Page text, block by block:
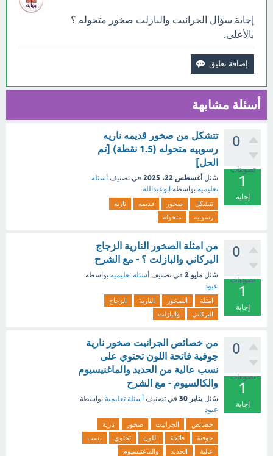
إجابة سؤال الجرانيت والبازلت صخور متحوله ؟
بالأعلى.
أسئلة مشابهة
0
تصويتات
1
إجابة
تتشكل من صخور قديمه ناريه
رسوبيه متحوله (1.5 نقطة) [تم
الحل]
سُئل أغسطس 22، 2025 في تصنيف أسئلة
تعليمية بواسطة ابوعبدالله
تتشكل صخور قديمه
ناريه
رسوبيه
متحوله
0
تصويتات
1
إجابة
من امثلة الصخور النارية الزجاج
البركاني والبازلت ؟ - مع الشرح
سُئل مايو 2 في تصنيف أسئلة تعليمية بواسطة
عبود
امثلة الصخور النارية
الزجاج
البركاني
والبازلت
0
تصويتات
1
إجابة
من خصائص الجرانيت صخور نارية
جوفية فاتحة اللون تحتوي على
نسب عالية من الحديد والماغنيسيوم
والكالسيوم - مع الشرح
سُئل يناير 30 في تصنيف أسئلة تعليمية بواسطة
عبود
خصائص الجرانيت صخور
نارية
جوفية
فاتحة اللون تحتوي
نسب
عالية
الحديد
والماغنيسيوم